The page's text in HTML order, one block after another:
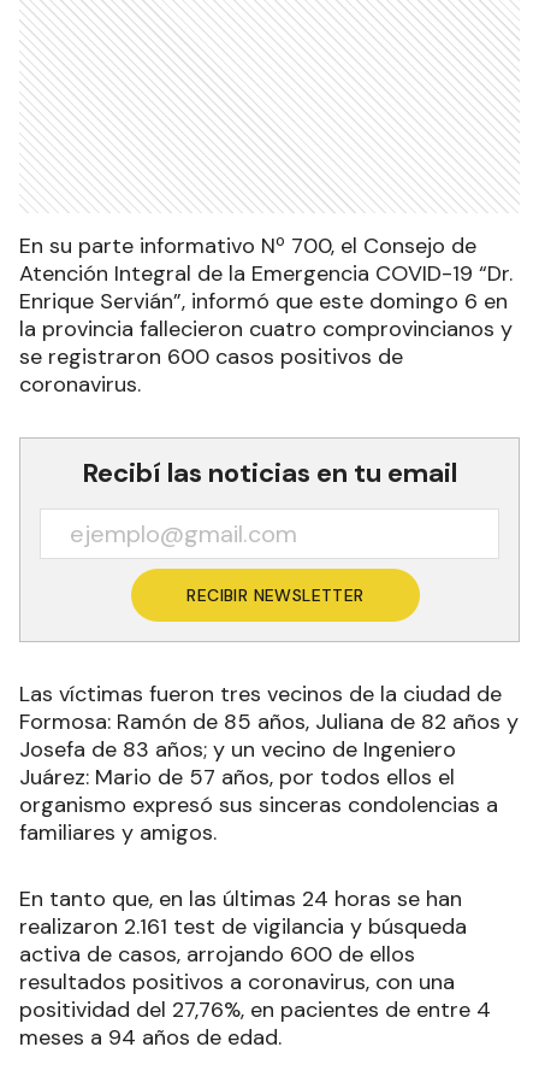
En su parte informativo Nº 700, el Consejo de
Atención Integral de la Emergencia COVID-19 “Dr.
Enrique Servián”, informó que este domingo 6 en
la provincia fallecieron cuatro comprovincianos y
se registraron 600 casos positivos de
coronavirus.
Recibí las noticias en tu email
RECIBIR NEWSLETTER
Las víctimas fueron tres vecinos de la ciudad de
Formosa: Ramón de 85 años, Juliana de 82 años y
Josefa de 83 años; y un vecino de Ingeniero
Juárez: Mario de 57 años, por todos ellos el
organismo expresó sus sinceras condolencias a
familiares y amigos.
En tanto que, en las últimas 24 horas se han
realizaron 2.161 test de vigilancia y búsqueda
activa de casos, arrojando 600 de ellos
resultados positivos a coronavirus, con una
positividad del 27,76%, en pacientes de entre 4
meses a 94 años de edad.